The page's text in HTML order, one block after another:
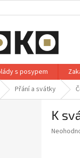
s posypem
Přání a svátky
K
Průměrné